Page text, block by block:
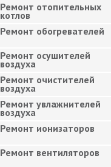
Ремонт отопительных
котлов
Ремонт обогревателей
Ремонт осушителей
воздуха
Ремонт очистителей
воздуха
Ремонт увлажнителей
воздуха
Ремонт ионизаторов
Ремонт вентиляторов